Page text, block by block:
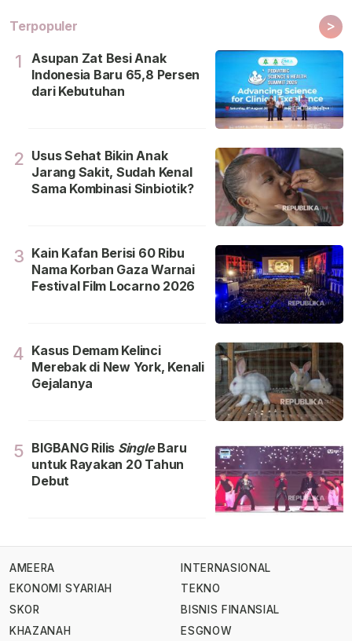
Terpopuler >
1
Asupan Zat Besi Anak
Indonesia Baru 65,8 Persen
dari Kebutuhan
2 Usus Sehat Bikin Anak
Jarang Sakit, Sudah Kenal
Sama Kombinasi Sinbiotik?
3 Kain Kafan Berisi 60 Ribu
Nama Korban Gaza Warnai
Festival Film Locarno 2026
4 Kasus Demam Kelinci
Merebak di New York, Kenali
Gejalanya
5 BIGBANG Rilis SingleBaru
untuk Rayakan 20 Tahun
Debut
AMEERA
EKONOMI SYARIAH
SKOR
KHAZANAH
INTERNASIONAL
TEKNO
BISNIS FINANSIAL
ESGNOW